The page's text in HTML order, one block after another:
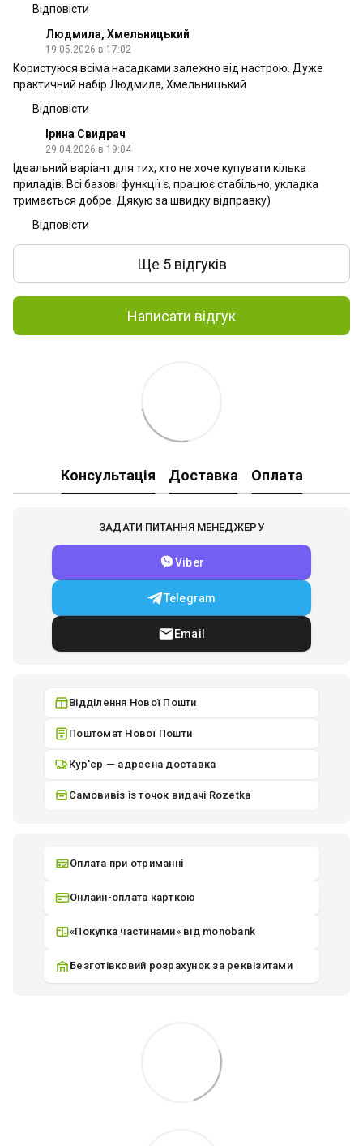
Відповісти
Людмила, Хмельницький
19.05.2026 в 17:02
Користуюся всіма насадками залежно від настрою. Дуже
практичний набір.Людмила, Хмельницький
Відповісти
Ірина Свидрач
29.04.2026 в 19:04
Ідеальний варіант для тих, хто не хоче купувати кілька
приладів. Всі базові функції є, працює стабільно, укладка
тримається добре. Дякую за швидку відправку)
Відповісти
Ще 5 відгуків
Написати відгук
Консультація Доставка Оплата
ЗАДАТИ ПИТАННЯ МЕНЕДЖЕРУ
Viber
Telegram
Email
Відділення Нової Пошти
Поштомат Нової Пошти
Кур'єр — адресна доставка
Самовивіз із точок видачі Rozetka
Оплата при отриманні
Онлайн-оплата карткою
«Покупка частинами» від monobank
Безготівковий розрахунок за реквізитами